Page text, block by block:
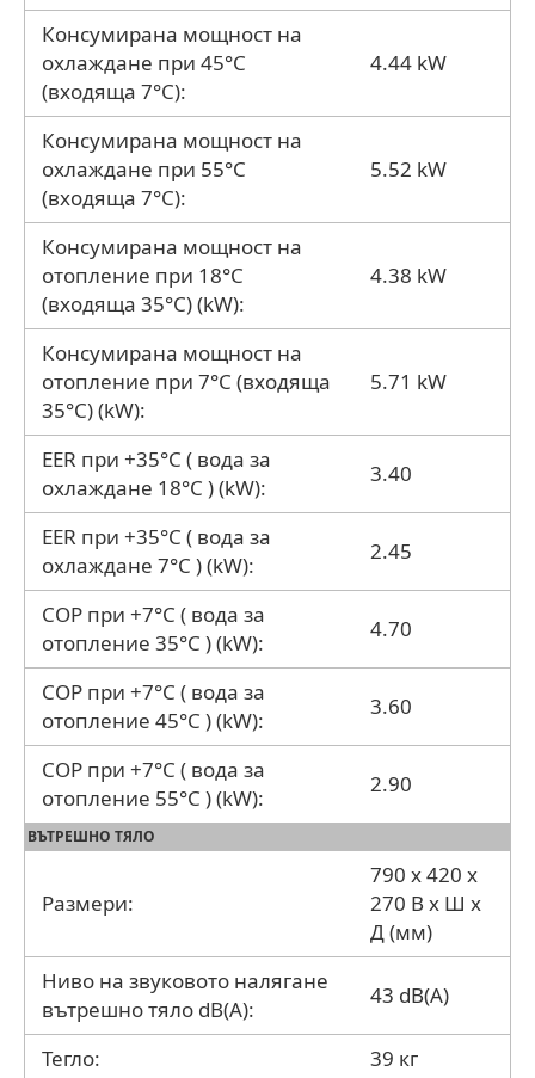
Консумирана мощност на
охлаждане при 45°C
(входяща 7°C):
4.44 kW
Консумирана мощност на
охлаждане при 55°C
(входяща 7°C):
5.52 kW
Консумирана мощност на
отопление при 18°C
(входяща 35°C) (kW):
4.38 kW
Консумирана мощност на
отопление при 7°C (входяща
35°C) (kW):
5.71 kW
EER при +35°C ( вода за
охлаждане 18°C ) (kW):
3.40
EER при +35°C ( вода за
охлаждане 7°C ) (kW):
2.45
COP при +7°C ( вода за
отопление 35°C ) (kW):
4.70
COP при +7°C ( вода за
отопление 45°C ) (kW):
3.60
COP при +7°C ( вода за
отопление 55°C ) (kW):
2.90
ВЪТРЕШНО ТЯЛО
Размери:
790 x 420 x
270 В x Ш x
Д (мм)
Ниво на звуковото налягане
вътрешно тяло dB(A):
43 dB(A)
Тегло: 39 кг